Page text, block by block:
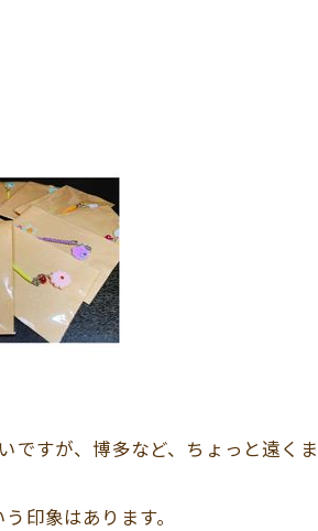
ですが、博多など、ちょっと遠
印象はあります。